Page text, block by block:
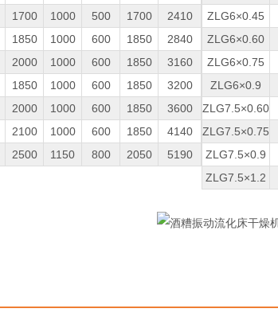
1700 1000 500 1700
2410
1850 1000 600 1850
2840
2000 1000 600 1850
3160
1850 1000 600 1850
3200
2000 1000 600 1850
3600
2100 1000 600 1850
4140
2500 1150 800 2050 5190
ZLG6×0.45
ZLG6×0.60
ZLG6×0.75
ZLG6×0.9
ZLG7.5×0.60
ZLG7.5×0.75
ZLG7.5×0.9
ZLG7.5×1.2